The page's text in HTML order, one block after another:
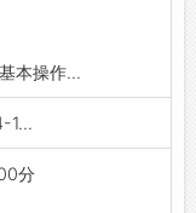
本操作...
1...
分